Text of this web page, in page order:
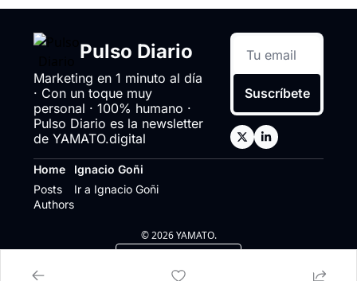
Pulso Diario
Marketing en 1 minuto al día
· Con un toque muy
personal · 100% humano ·
Pulso Diario es la newsletter
de YAMATO.digital
Suscríbete
Home
Posts
Authors
Ignacio Goñi
Ir a Ignacio Goñi
© 2026 YAMATO.